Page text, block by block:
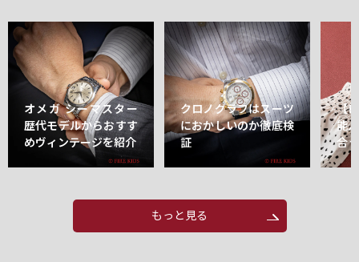
オメガ シーマスター
歴代モデルからおすす
めヴィンテージを紹介
クロノグラフはスーツ
におかしいのか徹底検
証
【
能
合
もっと見る